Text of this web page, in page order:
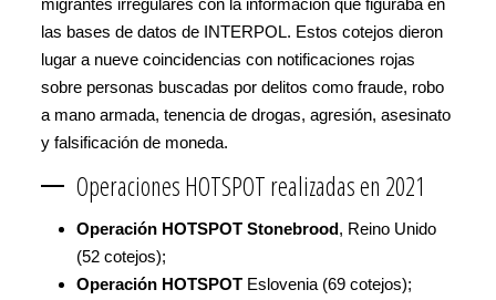
las bases de datos de INTERPOL. Estos cotejos dieron
lugar a nueve coincidencias con notificaciones rojas
sobre personas buscadas por delitos como fraude, robo
a mano armada, tenencia de drogas, agresión, asesinato
y falsificación de moneda.
Operaciones HOTSPOT realizadas en 2021
Operación HOTSPOT Stonebrood, Reino Unido
(52 cotejos);
Operación HOTSPOT Eslovenia (69 cotejos);